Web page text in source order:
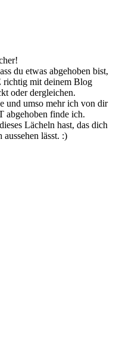
du etwas abgehoben bist,
richtig mit deinem Blog
oder dergleichen.
und umso mehr ich von dir
abgehoben finde ich.
Lächeln hast, das dich
lässt. :)